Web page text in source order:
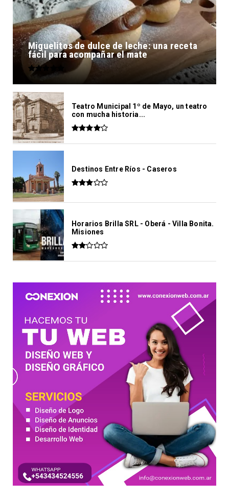
Miguelitos de dulce de leche: una receta
fácil para acompañar el mate
Teatro Municipal 1º de Mayo, un teatro
con mucha historia...
Destinos Entre Ríos - Caseros
Horarios Brilla SRL - Oberá - Villa Bonita.
Misiones